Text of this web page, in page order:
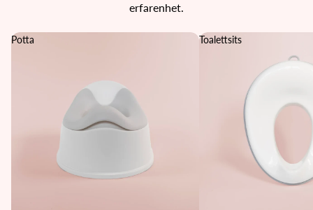
erfarenhet.
Potta Toalettsits